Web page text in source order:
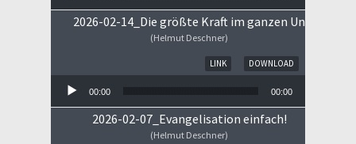
2026-02-14_Die größte Kraft im ganzen Universum
(Helmut Deschner)
DOWNLOAD
LINK
00:00 00:00
2026-02-07_Evangelisation einfach!
(Helmut Deschner)